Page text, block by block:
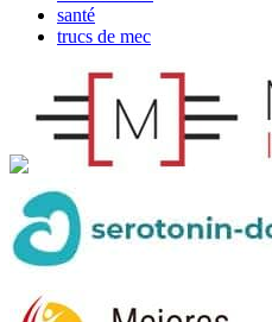
santé
trucs de mec